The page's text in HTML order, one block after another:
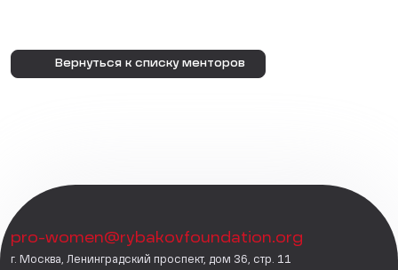
Вернуться к списку менторов
pro-women@rybakovfoundation.org
г. Москва, Ленинградский проспект, дом 36, стр. 11